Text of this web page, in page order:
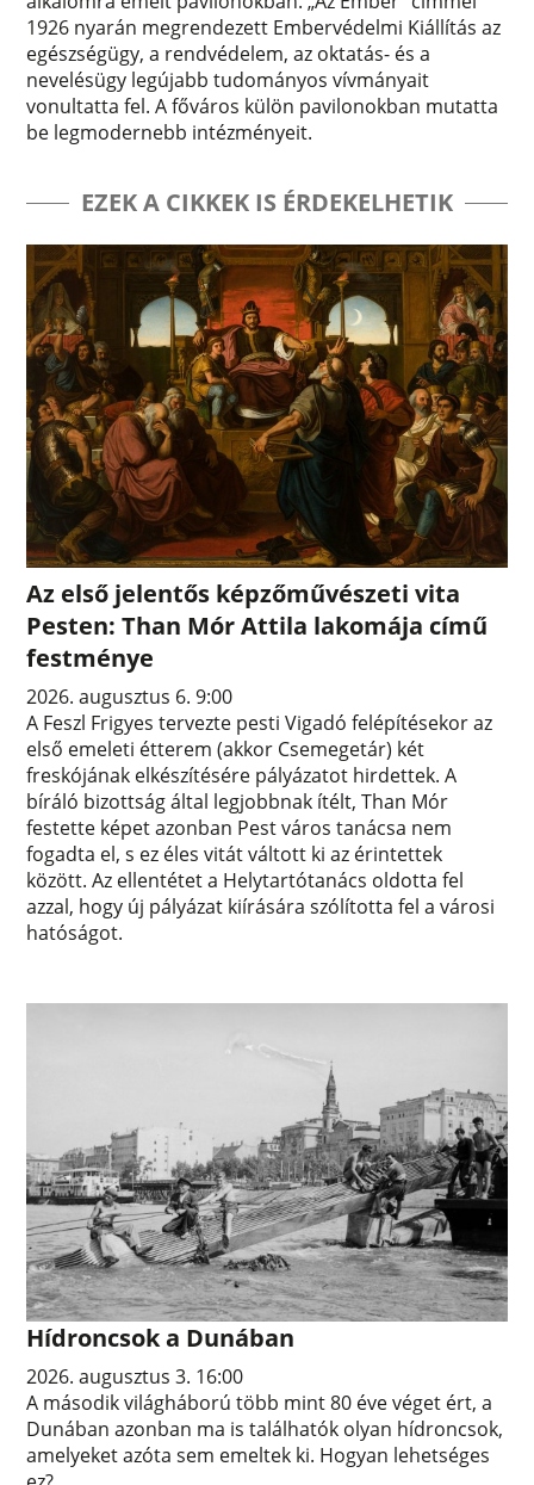
1926 nyarán megrendezett Embervédelmi Kiállítás az
egészségügy, a rendvédelem, az oktatás- és a
nevelésügy legújabb tudományos vívmányait
vonultatta fel. A főváros külön pavilonokban mutatta
be legmodernebb intézményeit.
EZEK A CIKKEK IS ÉRDEKELHETIK
Az első jelentős képzőművészeti vita
Pesten: Than Mór Attila lakomája című
festménye
2026. augusztus 6. 9:00
A Feszl Frigyes tervezte pesti Vigadó felépítésekor az
első emeleti étterem (akkor Csemegetár) két
freskójának elkészítésére pályázatot hirdettek. A
bíráló bizottság által legjobbnak ítélt, Than Mór
festette képet azonban Pest város tanácsa nem
fogadta el, s ez éles vitát váltott ki az érintettek
között. Az ellentétet a Helytartótanács oldotta fel
azzal, hogy új pályázat kiírására szólította fel a városi
hatóságot.
Hídroncsok a Dunában
2026. augusztus 3. 16:00
A második világháború több mint 80 éve véget ért, a
Dunában azonban ma is találhatók olyan hídroncsok,
amelyeket azóta sem emeltek ki. Hogyan lehetséges